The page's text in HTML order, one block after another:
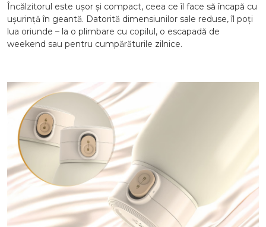
Încălzitorul este ușor și compact, ceea ce îl face să încapă cu
ușurință în geantă. Datorită dimensiunilor sale reduse, îl poți
lua oriunde – la o plimbare cu copilul, o escapadă de
weekend sau pentru cumpărăturile zilnice.